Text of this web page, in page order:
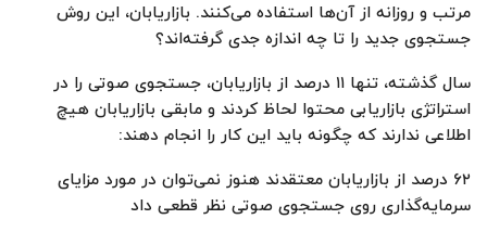
مرتب و روزانه از آن‌ها استفاده می‌کنند. بازاریابان، این روش
جستجوی جدید را تا چه اندازه جدی گرفته‌اند؟
سال گذشته، تنها ۱۱ درصد از بازاریابان، جستجوی صوتی را در
استراتژی بازاریابی محتوا لحاظ کردند و مابقی بازاریابان هیچ
اطلاعی ندارند که چگونه باید این کار را انجام دهند:
۶۲ درصد از بازاریابان معتقدند هنوز نمی‌توان در مورد مزایای
سرمایه‌گذاری روی جستجوی صوتی‌ نظر قطعی داد